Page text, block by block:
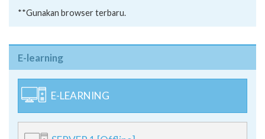
**Gunakan browser terbaru.
E-learning
E-LEARNING